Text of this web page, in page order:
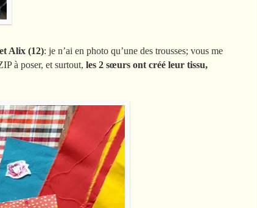
Alix (12): je n’ai en photo qu’une des trousses; vous me
à poser, et surtout, les 2 sœurs ont créé leur tissu,